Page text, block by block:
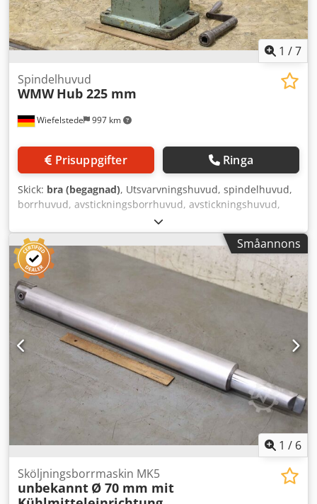
1 /7
Wiefelstede 997 km
Spindelhuvud
WMW Hub 225 mm
Prisuppgifter Ringa
Skick: bra (begagnad), Utsvarvningshuvud, spindelhuvud,
borrhuvud, avstickningsborrhuvud, avstickningshuvud,
spindelborrhuvud, upprymningshuvud, spindelverktyg -
Spindelhuvud: Spindelverktyg för bordborrverk,
plansvarvverk, lutningsbar - Slaglängd: 225 mm - Axel: Ø
50 mm Dsdpfx Acokkzx Tegewa - Mått: 330/170/H415 mm -
Vikt: 48 kg
Småannons
1 / 6
Sköljningsborrmaskin MK5
unbekannt Ø 70 mm mit